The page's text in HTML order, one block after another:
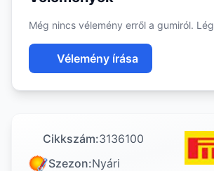
Még nincs vélemény erről a gumiról.
Vélemény írása
Cikkszám:3136100
Szezon:Nyári